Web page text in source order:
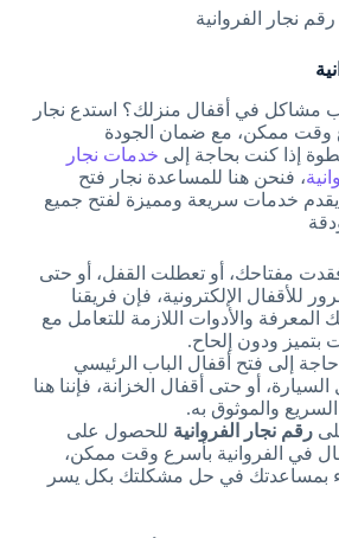
رقم نجار الفروانية
مشاكل في أقفال منزلك؟ استدع نجار
وقت ممكن، مع ضمان الجودة
إذا كنت بحاجة إلى خدمات نجار
، فنحن هنا للمساعدة نجار فتح
يقدم خدمات سريعة ومميزة لفتح جميع
مفتاحك، أو تعطلت القفل، أو حتى
للأقفال الإلكترونية، فإن فريقنا
المعرفة والأدوات اللازمة للتعامل مع
بتميز ودون إلحاح.
إلى فتح أقفال الباب الرئيسي
أو حتى أقفال الخزانة، فإننا هنا
والموثوق به.
رقم نجار الفروانية للحصول على
في الفروانية بأسرع وقت ممكن،
بمساعدتك في حل مشكلتك بكل يسر